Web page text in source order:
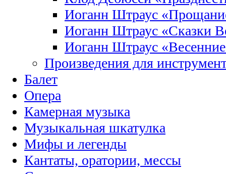
Иоганн Штраус
Иоганн Штраус «Сказки
Иоганн Штраус «Весенние
Произведения для
Балет
Опера
Камерная музыка
Музыкальная шкатулка
Мифы и легенды
Кантаты, оратории, мессы